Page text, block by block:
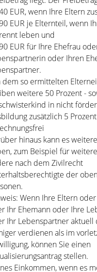
EUR, wenn Ihre Eltern
EUR je Elternteil, wenn
leben und
EUR für Ihre Ehefrau
oder Ihren
dem so ermittelten
weitere 50 Prozent -
in nicht
zusätzlich 5
hinaus kann es
zum Beispiel für
nach dem Zivilrecht
der
Wenn Ihre Eltern
Ihr Ehemann oder Ihre
Ihr Lebenspartner aktuell
verdienen als im
können Sie einen
stellen.
Einkommen, wenn es